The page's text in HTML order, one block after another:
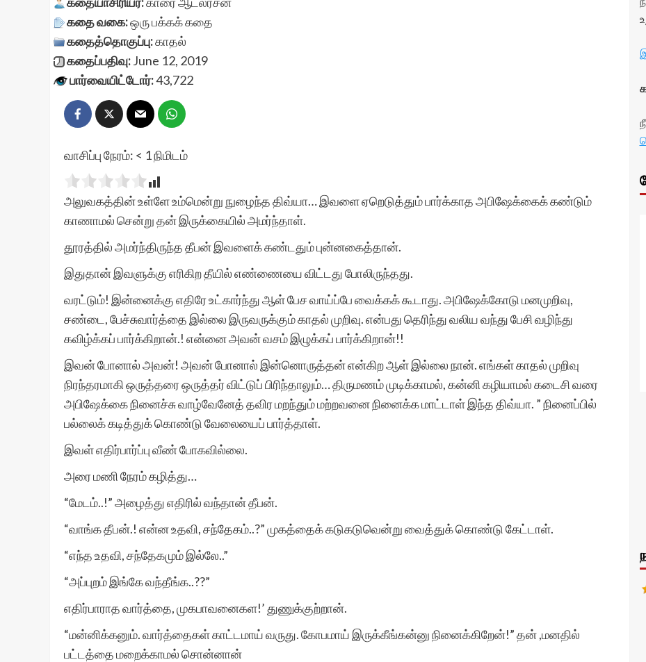
கதை வகை:ஒரு பக்கக் கதை
கதைத்தொகுப்பு:காதல்
கதைப்பதிவு:June 12, 2019
பார்வையிட்டோர்:43,722
வாசிப்பு நேரம்: < 1நிமிடம்
அலுவகத்தின் உள்ளே உம்மென்று நுழைந்த திவ்யா… இவளை ஏறெடுத்தும் பார்க்காத அபிஷேக்கைக் கண்டும்
காணாமல் சென்று தன் இருக்கையில் அமர்ந்தாள்.
தூரத்தில் அமர்ந்திருந்த தீபன் இவளைக் கண்டதும் புன்னகைத்தான்.
இதுதான் இவளுக்கு எரிகிற தீயில் எண்ணையை விட்டது போலிருந்தது.
வரட்டும்! இன்னைக்கு எதிரே உட்கார்ந்து ஆள் பேச வாய்ப்பே வைக்கக் கூடாது. அபிஷேக்கோடு மனமுறிவு,
சண்டை, பேச்சுவார்த்தை இல்லை இருவருக்கும் காதல் முறிவு. என்பது தெரிந்து வலிய வந்து பேசி வழிந்து
கவிழ்க்கப் பார்க்கிறான்.! என்னை அவன் வசம் இழுக்கப் பார்க்கிறான்!!
இவன் போனால் அவன்! அவன் போனால் இன்னொருத்தன் என்கிற ஆள் இல்லை நான். எங்கள் காதல் முறிவு
நிரந்தரமாகி ஒருத்தரை ஒருத்தர் விட்டுப் பிரிந்தாலும்… திருமணம் முடிக்காமல், கன்னி கழியாமல் கடைசி வரை
அபிஷேக்கை நினைச்சு வாழ்வேனேத் தவிர மறந்தும் மற்றவனை நினைக்க மாட்டாள் இந்த திவ்யா. ” நினைப்பில்
பல்லைக் கடித்துக் கொண்டு வேலையைப் பார்த்தாள்.
இவள் எதிர்பார்ப்பு வீண் போகவில்லை.
அரை மணி நேரம் கழித்து…
“மேடம்..!” அழைத்து எதிரில் வந்தான் தீபன்.
“வாங்க தீபன்.! என்ன உதவி, சந்தேகம்..?” முகத்தைக் கடுகடுவென்று வைத்துக் கொண்டு கேட்டாள்.
“எந்த உதவி, சந்தேகமும் இல்லே..”
“அப்புறம் இங்கே வந்தீங்க..??”
எதிர்பாராத வார்த்தை, முகபாவனைகள!’ துணுக்குற்றான்.
“மன்னிக்கனும். வார்த்தைகள் காட்டமாய் வருது. கோபமாய் இருக்கீங்கன்னு நினைக்கிறேன்!” தன் ,மனதில்
பட்டத்தை மறைக்காமல் சொன்னான்